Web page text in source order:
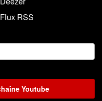
Flux RSS